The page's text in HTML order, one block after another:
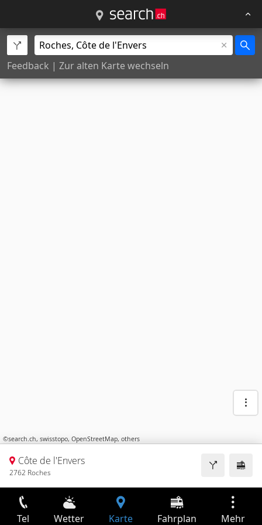
Feedback | Zur alten Karte wechseln
©search.ch, swisstopo, OpenStreetMap, others
Côte de l'Envers
2762 Roches
Tel Wetter Karte Fahrplan Mehr